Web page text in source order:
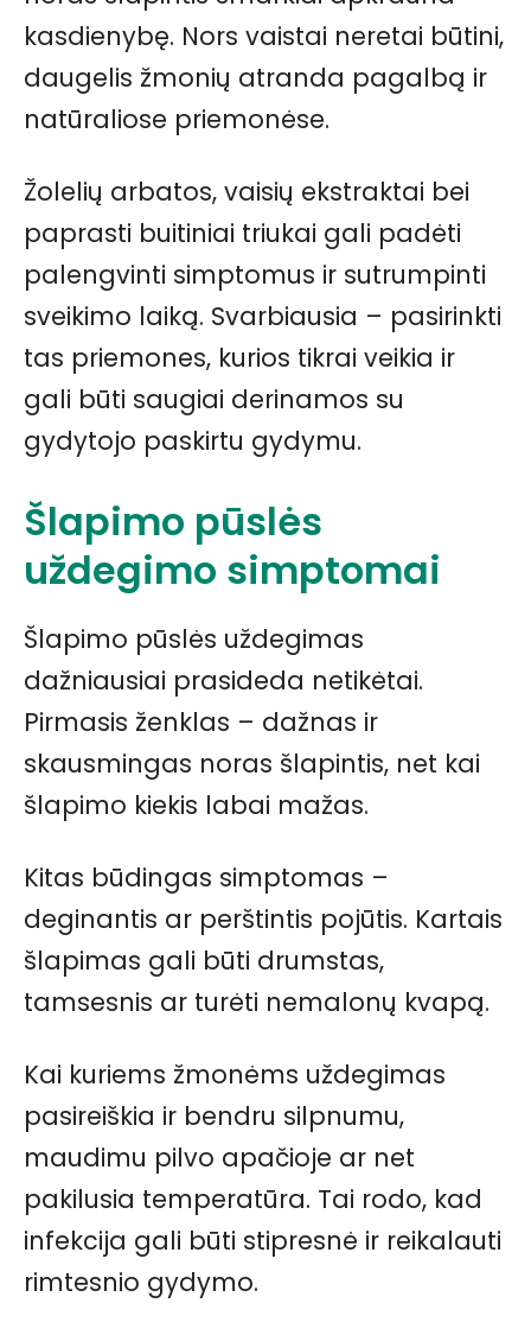
kasdienybę. Nors vaistai neretai būtini,
daugelis žmonių atranda pagalbą ir
natūraliose priemonėse.
Žolelių arbatos, vaisių ekstraktai bei
paprasti buitiniai triukai gali padėti
palengvinti simptomus ir sutrumpinti
sveikimo laiką. Svarbiausia – pasirinkti
tas priemones, kurios tikrai veikia ir
gali būti saugiai derinamos su
gydytojo paskirtu gydymu.
Šlapimo pūslės
uždegimo simptomai
Šlapimo pūslės uždegimas
dažniausiai prasideda netikėtai.
Pirmasis ženklas – dažnas ir
skausmingas noras šlapintis, net kai
šlapimo kiekis labai mažas.
Kitas būdingas simptomas –
deginantis ar perštintis pojūtis. Kartais
šlapimas gali būti drumstas,
tamsesnis ar turėti nemalonų kvapą.
Kai kuriems žmonėms uždegimas
pasireiškia ir bendru silpnumu,
maudimu pilvo apačioje ar net
pakilusia temperatūra. Tai rodo, kad
infekcija gali būti stipresnė ir reikalauti
rimtesnio gydymo.